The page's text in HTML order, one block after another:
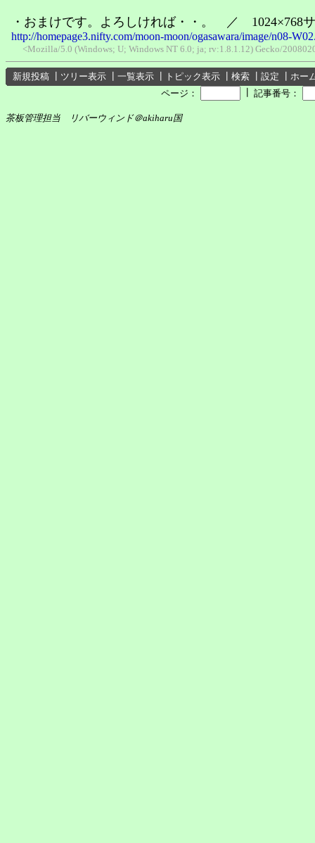
・おまけです。よろしければ・・。 ／ 1024×768
http://homepage3.nifty.com/moon-moon/ogasawara/image/n08-
<Mozilla/5.0 (Windows; U; Windows NT 6.0; ja; rv:1.8.1.12) Gecko/
新規投稿 ツリー表示 一覧表示 トピック表示 検索 設定
ホー
ページ：
記事番号：
茶板管理担当 リバーウィンド＠akiharu国